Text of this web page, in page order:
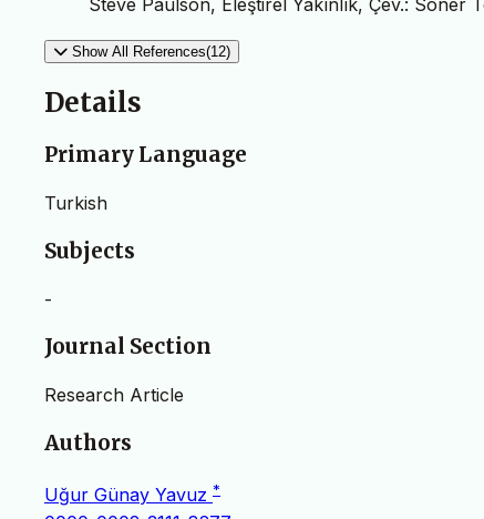
Show All References(12)
Details
Primary Language
Turkish
Subjects
-
Journal Section
Research Article
Authors
Uğur Günay Yavuz *